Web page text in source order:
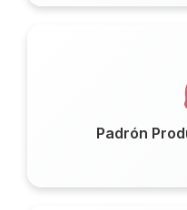
Padrón